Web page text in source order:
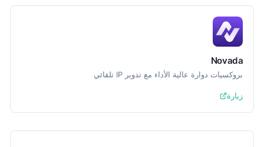
Novada
بروكسيات دوارة عالية الأداء مع تدوير IP تلقائي
زيارة